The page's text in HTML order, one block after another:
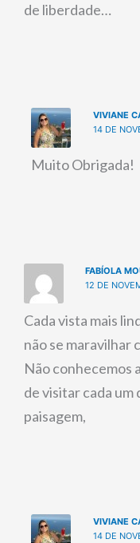
de liberdade…
VIVIANE
14 DE
Muito Obrigada!
FABÍOLA
12 DE
Cada vista mais
não se maravilhar
Não conhecemos
de visitar cada um
paisagem,
VIVIANE
14 DE